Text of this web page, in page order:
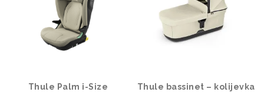
Thule Palm i-Size
Thule bassinet – kolijevka